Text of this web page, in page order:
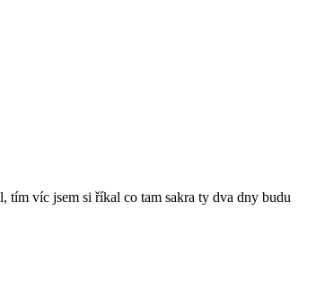
tím víc jsem si říkal co tam sakra ty dva dny budu